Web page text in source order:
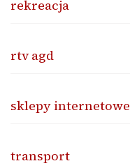
rekreacja
rtv agd
sklepy internetowe
transport